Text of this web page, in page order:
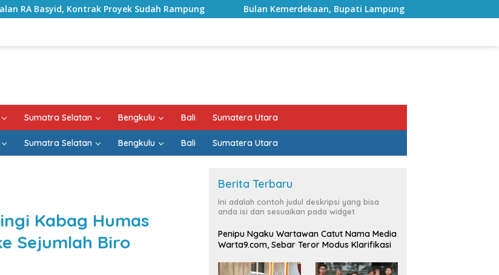
Proyek Sudah Rampung Bulan Kemerdekaan, Bupati Lampung Selatan Ajak ASN Perkuat Semangat
Sumatra Selatan Bengkulu Bali Sumatera Utara
Sumatra Selatan Bengkulu Bali Sumatera Utara
Kabag Humas
Sejumlah Biro
Berita Terbaru
Ini adalah contoh judul deskripsi yang bisa
anda isi dan sesuaikan pada widget
Penipu Ngaku Wartawan Catut Nama Media
Warta9.com, Sebar Teror Modus Klarifikasi